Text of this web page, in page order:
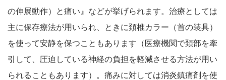
の伸展動作）と痛い』などが挙げられます。治療としては
主に保存療法が用いられ、ときに頚椎カラー（首の装具）
を使って安静を保つこともあります（医療機関で頚部を牽
引して、圧迫している神経の負担を軽減させる方法が用い
られることもあります）。痛みに対しては消炎鎮痛剤を使